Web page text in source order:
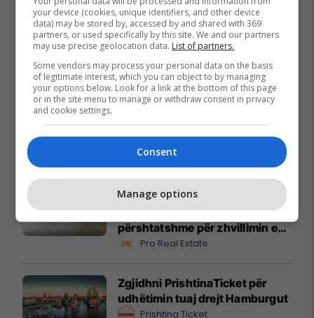
Promo Reklamo këtu
robotikës: Kosova drejt Koresë
së Jugut
UBT
Objekt 2475m² me qira në
Sllatinë të Madhe – hapësirë e
përshtatshme për zhvillimin e
biznesit #16068
Pro Real Estate
Zgjidhni PrishtinaTicket për
udhëtimin tuaj drejt Hamburgut
Prishtina Ticket
your device (cookies, unique identifiers, and other device
data) may be stored by, accessed by and shared with 369
partners, or used specifically by this site. We and our partners
may use precise geolocation data. List of partners.
Some vendors may process your personal data on the basis
of legitimate interest, which you can object to by managing
your options below. Look for a link at the bottom of this page
or in the site menu to manage or withdraw consent in privacy
and cookie settings.
Consent
Manage options